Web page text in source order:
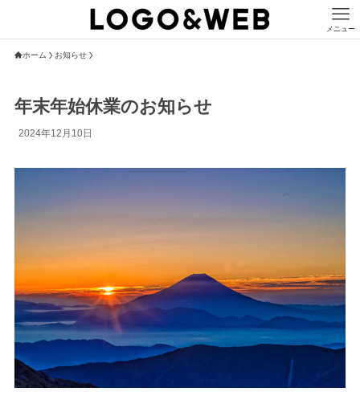
メニュー
ホーム お知らせ
年末年始休業のお知らせ
2024年12月10日